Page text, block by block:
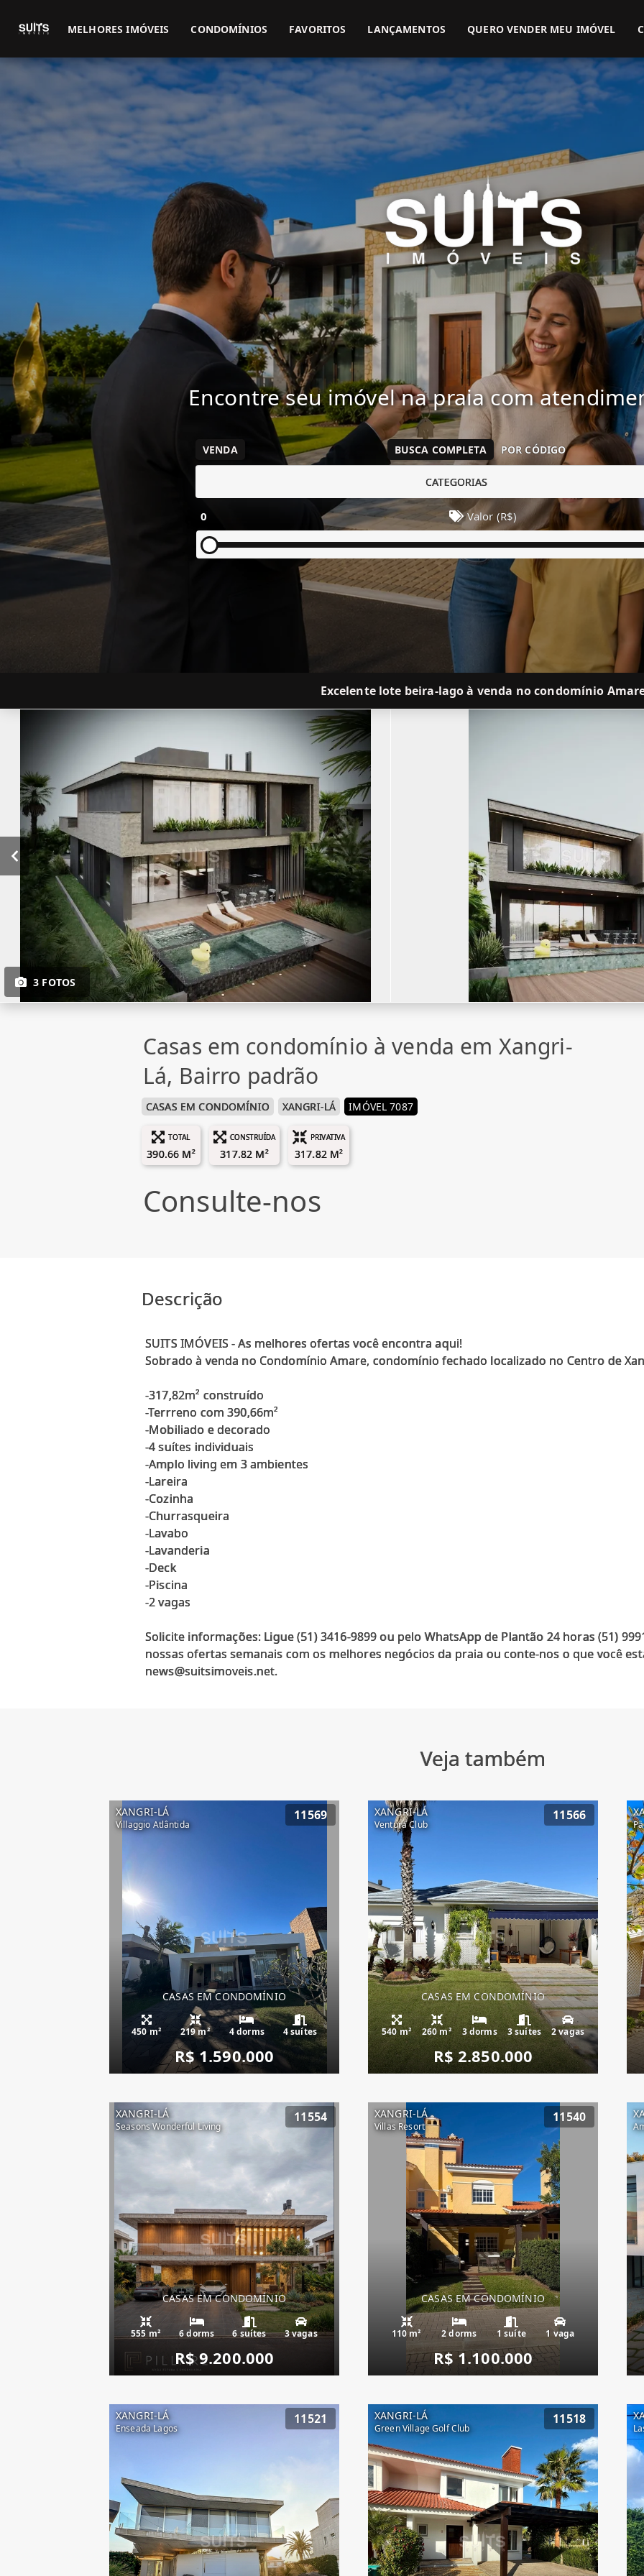
(51) 3416-9899 (51) 99914-3000
MELHORES IMÓVEIS CONDOMÍNIOS FAVORITOS LANÇAMENTOS QUERO VENDER MEU IMÓVEL
Encontre seu imóvel na praia com
VENDA BUSCA COMPLETA POR CÓDIGO
CATEGORIAS
0 Valor (R$)
Excelente lote beira-lago à venda no condomínio
3 FOTOS
Casas em condomínio à venda em Xangri-
Lá, Bairro padrão
CASAS EM CONDOMÍNIO XANGRI-LÁ IMÓVEL 7087
TOTAL
390.66 M²
CONSTRUÍDA
317.82 M²
PRIVATIVA
317.82 M²
Consulte-nos
Descrição
SUITS IMÓVEIS - As melhores ofertas você encontra aqui!
Sobrado à venda no Condomínio Amare, condomínio fechado localizado no Centro de
-317,82m² construído
-Terrreno com 390,66m²
-Mobiliado e decorado
-4 suítes individuais
-Amplo living em 3 ambientes
-Lareira
-Cozinha
-Churrasqueira
-Lavabo
-Lavanderia
-Deck
-Piscina
-2 vagas
Solicite informações: Ligue (51) 3416-9899 ou pelo WhatsApp de Plantão 24 horas (51)
nossas ofertas semanais com os melhores negócios da praia ou conte-nos o que você
Veja também
XANGRI-LÁ
Villaggio Atlântida
11569
CASAS EM CONDOMÍNIO
450 m² 219 m² 4 dorms 4 suítes
R$ 1.590.000
XANGRI-LÁ
Ventura Club
11566
CASAS EM CONDOMÍNIO
540 m² 260 m² 3 dorms 3 suítes 2 vagas
R$ 2.850.000
XANGRI-LÁ
Seasons Wonderful Living
11554
CASAS EM CONDOMÍNIO
555 m² 6 dorms 6 suítes 3 vagas
R$ 9.200.000
XANGRI-LÁ
Villas Resort
11540
CASAS EM CONDOMÍNIO
110 m² 2 dorms 1 suíte 1 vaga
R$ 1.100.000
XANGRI-LÁ
Enseada Lagos
11521 XANGRI-LÁ
Green Village Golf Club
11518